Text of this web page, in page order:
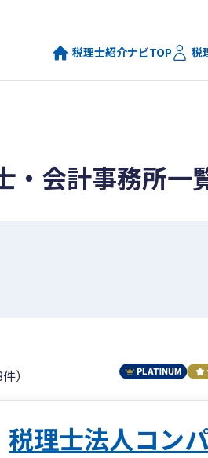
税理士紹介ナビTOP 税
・会計事務所一
）
税理士法人コン